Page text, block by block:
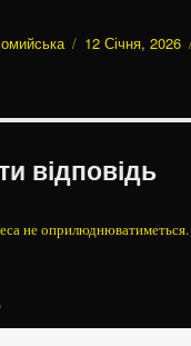
Оприлюднено
12 Січня, 2026
відповідь
не оприлюднюватиметься.